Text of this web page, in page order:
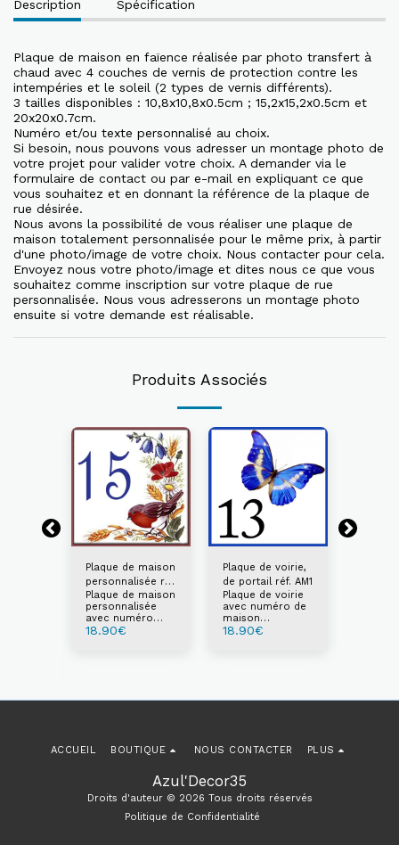
Description Spécification
Plaque de maison en faïence réalisée par photo transfert à
chaud avec 4 couches de vernis de protection contre les
intempéries et le soleil (2 types de vernis différents).
3 tailles disponibles : 10,8x10,8x0.5cm ; 15,2x15,2x0.5cm et
20x20x0.7cm.
Numéro et/ou texte personnalisé au choix.
Si besoin, nous pouvons vous adresser un montage photo de
votre projet pour valider votre choix. A demander via le
formulaire de contact ou par e-mail en expliquant ce que
vous souhaitez et en donnant la référence de la plaque de
rue désirée.
Nous avons la possibilité de vous réaliser une plaque de
maison totalement personnalisée pour le même prix, à partir
d'une photo/image de votre choix. Nous contacter pour cela.
Envoyez nous votre photo/image et dites nous ce que vous
souhaitez comme inscription sur votre plaque de rue
personnalisée. Nous vous adresserons un montage photo
ensuite si votre demande est réalisable.
Produits Associés
Plaque de maison
personnalisée réf.
FM61
Plaque de maison
personnalisée
avec numéro
et/ou texte
18.90€
Plaque de voirie,
de portail réf. AM1
Plaque de voirie
avec numéro de
maison
personnalisable
18.90€
Azul'Decor35
Droits d'auteur © 2026 Tous droits réservés
Politique de Confidentialité
ACCUEIL BOUTIQUE NOUS CONTACTER PLUS